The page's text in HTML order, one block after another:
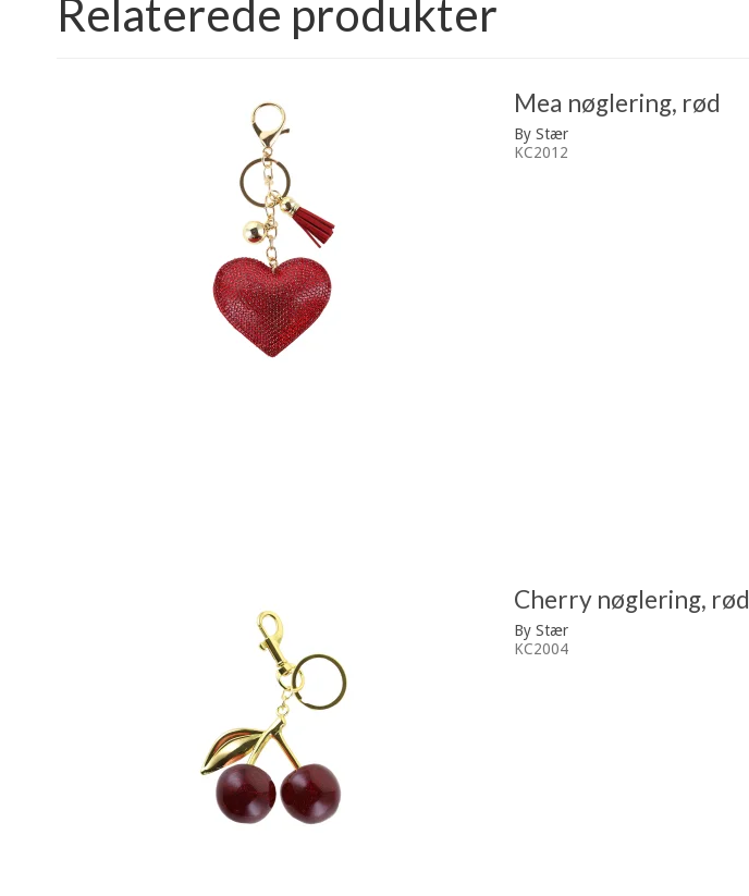
Relaterede produkter
Mea nøglering, rød
By Stær
KC2012
Cherry nøglering, rød
By Stær
KC2004